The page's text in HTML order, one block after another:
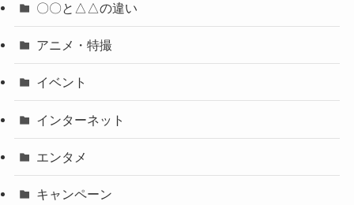
〇〇と△△の違い
アニメ・特撮
イベント
インターネット
エンタメ
キャンペーン